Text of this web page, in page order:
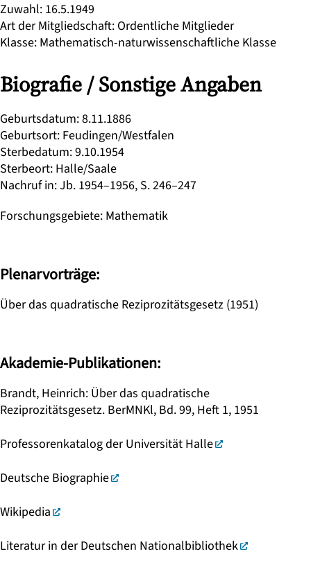
Zuwahl: 16.5.1949
Art der Mitgliedschaft: Ordentliche Mitglieder
Klasse: Mathematisch-naturwissenschaftliche Klasse
Biografie / Sonstige Angaben
Geburtsdatum:8.11.1886
Geburtsort: Feudingen/Westfalen
Sterbedatum:9.10.1954
Sterbeort: Halle/Saale
Nachruf in:Jb. 1954–1956, S. 246–247
Forschungsgebiete: Mathematik
Plenarvorträge:
Über das quadratische Reziprozitätsgesetz (1951)
Akademie-Publikationen:
Brandt, Heinrich: Über das quadratische
Reziprozitätsgesetz. BerMNKl, Bd. 99, Heft 1, 1951
Professorenkatalog der Universität Halle
Deutsche Biographie
Wikipedia
Literatur in der Deutschen Nationalbibliothek